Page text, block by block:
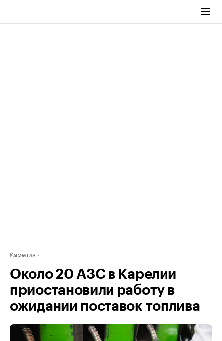
Карелия
Около 20 АЗС в Карелии
приостановили работу в
ожидании поставок топлива